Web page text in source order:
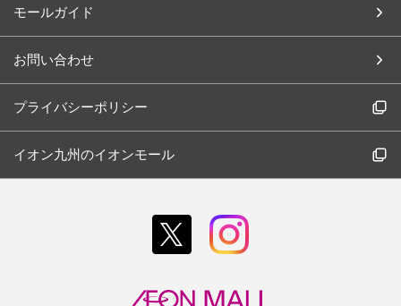
モールガイド
お問い合わせ
プライバシーポリシー
イオン九州のイオンモール